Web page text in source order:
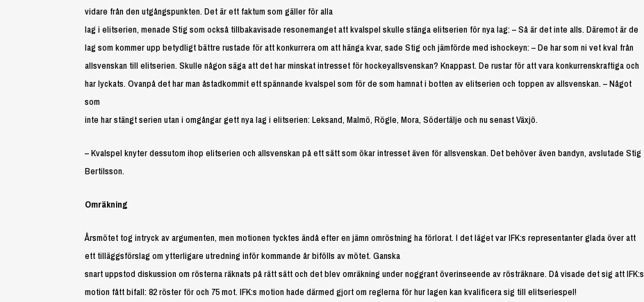
vidare från den utgångspunkten. Det är ett faktum som gäller för alla
lag i elitserien, menade Stig som också tillbakavisade resonemanget att kvalspel skulle stänga elitserien för nya lag: – Så är det inte alls. Däremot är de
lag som kommer upp betydligt bättre rustade för att konkurrera om att hänga kvar, sade Stig och jämförde med ishockeyn: – De har som ni vet kval från
allsvenskan till elitserien. Skulle någon säga att det har minskat intresset för hockeyallsvenskan? Knappast. De rustar för att vara konkurrenskraftiga och
har lyckats. Ovanpå det har man åstadkommit ett spännande kvalspel som för de som hamnat i botten av elitserien och toppen av allsvenskan. – Något
som
inte har stängt serien utan i omgångar gett nya lag i elitserien: Leksand, Malmö, Rögle, Mora, Södertälje och nu senast Växjö.
– Kvalspel knyter dessutom ihop elitserien och allsvenskan på ett sätt som ökar intresset även för allsvenskan. Det behöver även bandyn, avslutade Stig
Bertilsson.
Omräkning
Årsmötet tog intryck av argumenten, men motionen tycktes ändå efter en jämn omröstning ha förlorat. I det läget var IFK:s representanter glada över att
ett tilläggsförslag om ytterligare utredning inför kommande år bifölls av mötet. Ganska
snart uppstod diskussion om rösterna räknats på rätt sätt och det blev omräkning under noggrant överinseende av rösträknare. Då visade det sig att IFK:s
motion fått bifall: 82 röster för och 75 mot. IFK:s motion hade därmed gjort om reglerna för hur lagen kan kvalificera sig till elitseriespel!